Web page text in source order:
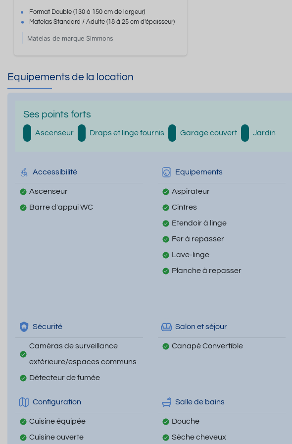
Format Double (130 à 150 cm de largeur)
Matelas Standard / Adulte(18 à 25 cm d'épaisseur)
Matelas de marque Simmons
Equipements de la location
Ses points forts
Ascenseur Draps et linge fournis Garage couvert Jardin
Accessibilité
Ascenseur
Barre d'appui WC
Equipements
Aspirateur
Cintres
Etendoir à linge
Fer à repasser
Lave-linge
Planche à repasser
Sécurité
Caméras de surveillance
extérieure/espaces communs
Détecteur de fumée
Salon et séjour
Canapé Convertible
Configuration
Cuisine équipée
Cuisine ouverte
Salle de bains
Douche
Sèche cheveux